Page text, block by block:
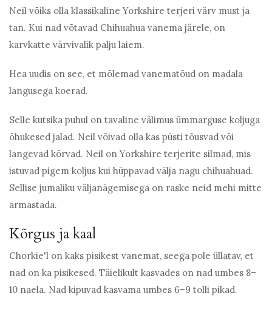
Neil võiks olla klassikaline Yorkshire terjeri värv must ja
tan. Kui nad võtavad Chihuahua vanema järele, on
karvkatte värvivalik palju laiem.
Hea uudis on see, et mõlemad vanematõud on madala
langusega koerad.
Selle kutsika puhul on tavaline välimus ümmarguse koljuga
õhukesed jalad. Neil võivad olla kas püsti tõusvad või
langevad kõrvad. Neil on Yorkshire terjerite silmad, mis
istuvad pigem koljus kui hüppavad välja nagu chihuahuad.
Sellise jumaliku väljanägemisega on raske neid mehi mitte
armastada.
Kõrgus ja kaal
Chorkie'l on kaks pisikest vanemat, seega pole üllatav, et
nad on ka pisikesed. Täielikult kasvades on nad umbes 8–
10 naela. Nad kipuvad kasvama umbes 6–9 tolli pikad.